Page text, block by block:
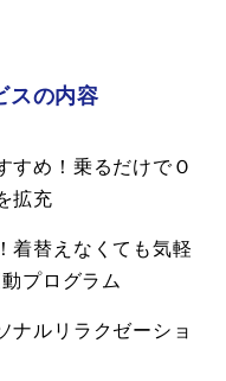
スの内容
すめ！乗るだけでＯ
拡充
着替えなくても気軽
プログラム
ナルリラクゼーショ